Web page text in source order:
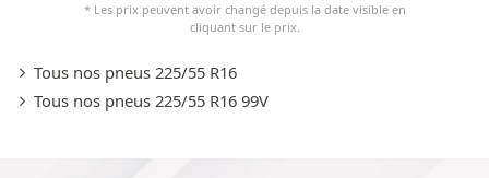
* Les prix peuvent avoir changé depuis la date visible en
cliquant sur le prix.
Tous nos pneus 225/55 R16
Tous nos pneus 225/55 R16 99V